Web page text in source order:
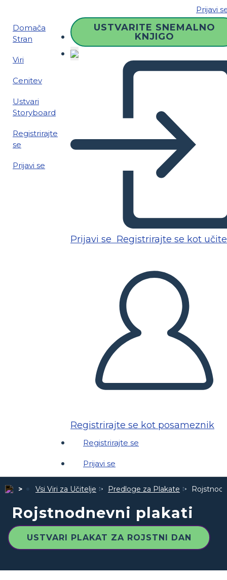
Prijavi
Domača
Stran
Viri
Cenitev
Ustvari
Storyboard
Registrirajte
se
Prijavi se
USTVARITE SNEMALNO
KNJIGO
Prijavi se Registrirajte se kot
Registrirajte se kot posameznik
Registrirajte se
Prijavi se
Vsi Viri za Učitelje Predloge za Plakate
Rojstnodnevni plakati
USTVARI PLAKAT ZA ROJSTNI DAN